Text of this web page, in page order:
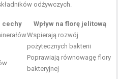
odżywczych.
cechy
Wpływ na florę jelitową
Wspierają rozwój
pożytecznych bakterii
Poprawiają równowagę flory
bakteryjnej